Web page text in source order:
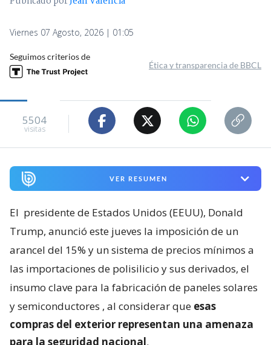
Viernes 07 Agosto, 2026 | 01:05
Seguimos criterios de
Ética y transparencia de BBCL
5504
visitas
VER RESUMEN
El presidente de Estados Unidos (EEUU), Donald
Trump, anunció este jueves la imposición de un
arancel del 15% y un sistema de precios mínimos a
las importaciones de polisilicio y sus derivados, el
insumo clave para la fabricación de paneles solares
y semiconductores , al considerar que esas
compras del exterior representan una amenaza
para la seguridad nacional.